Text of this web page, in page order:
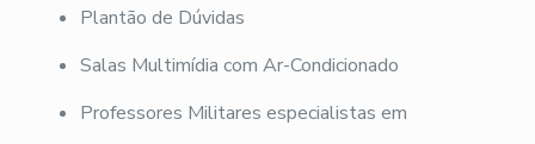
Plantão de Dúvidas
Salas Multimídia com Ar-Condicionado
Professores Militares especialistas em